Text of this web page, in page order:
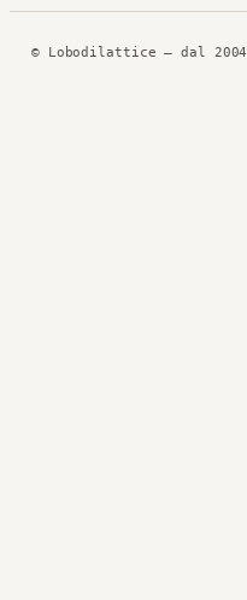
© Lobodilattice — dal 2004